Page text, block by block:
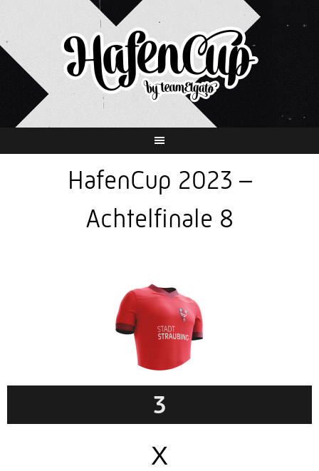
Inhalt
HafenCup 2023 –
Achtelfinale 8
3
X